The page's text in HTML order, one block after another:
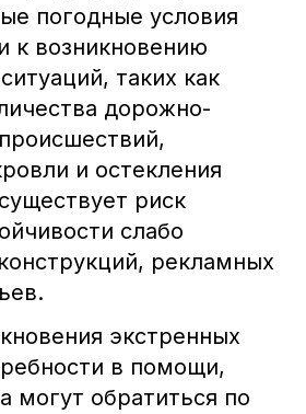
погодные условия
к возникновению
таких как
дорожно-
и остекления
риск
слабо
рекламных
экстренных
в помощи,
могут обратиться по